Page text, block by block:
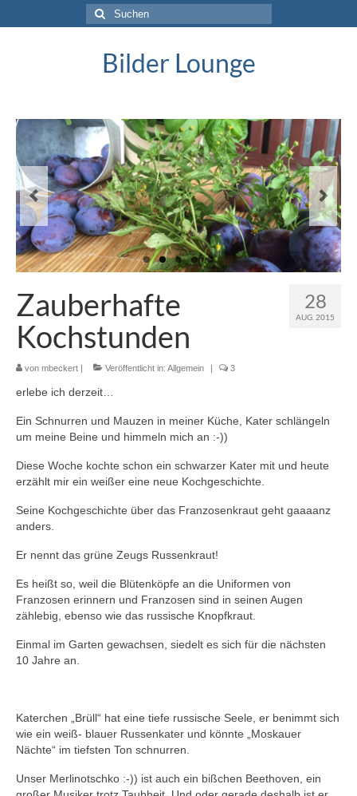
Suche
nach:
Bilder Lounge
28
AUG. 2015
Zauberhafte
Kochstunden
von mbeckert Veröffentlicht in: Allgemein 3
erlebe ich derzeit…
Ein Schnurren und Mauzen in meiner Küche, Kater schlängeln
um meine Beine und himmeln mich an :-))
Diese Woche kochte schon ein schwarzer Kater mit und heute
erzählt mir ein weißer eine neue Kochgeschichte.
Seine Kochgeschichte über das Franzosenkraut geht gaaaanz
anders.
Er nennt das grüne Zeugs Russenkraut!
Es heißt so, weil die Blütenköpfe an die Uniformen von
Franzosen erinnern und Franzosen sind in seinen Augen
zählebig, ebenso wie das russische Knopfkraut.
Einmal im Garten gewachsen, siedelt es sich für die nächsten
10 Jahre an.
Katerchen „Brüll“ hat eine tiefe russische Seele, er benimmt sich
wie ein weiß- blauer Russenkater und könnte „Moskauer
Nächte“ im tiefsten Ton schnurren.
Unser Merlinotschko :-)) ist auch ein bißchen Beethoven, ein